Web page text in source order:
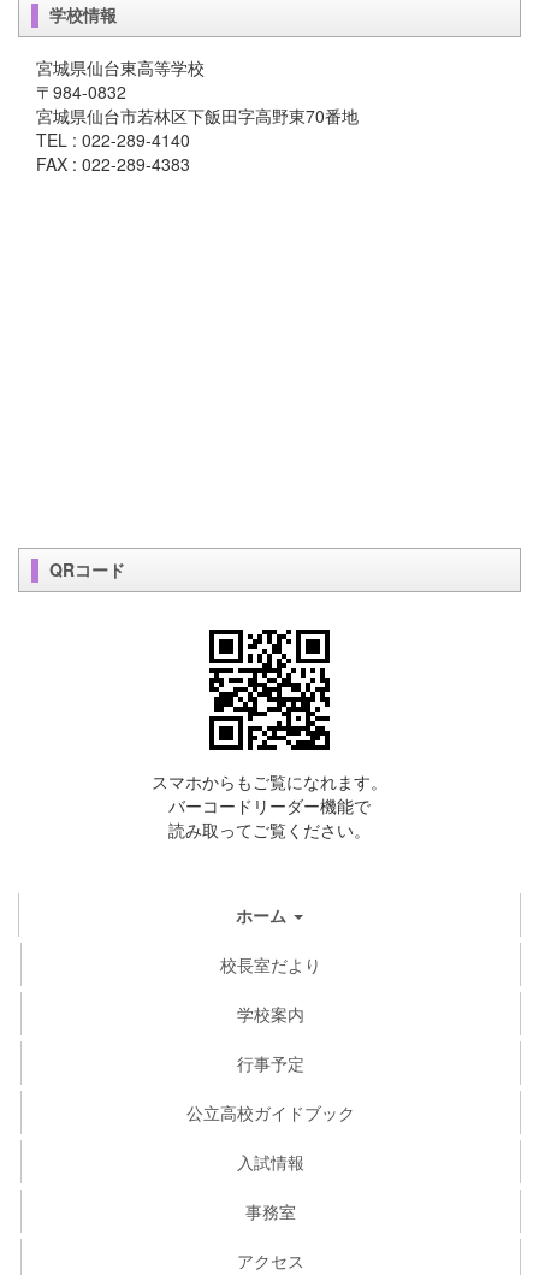
学校情報
宮城県仙台東高等学校
〒984-0832
宮城県仙台市若林区下飯田字高野東70番地
TEL : 022-289-4140
FAX : 022-289-4383
QRコード
スマホからもご覧になれます。
バーコードリーダー機能で
読み取ってご覧ください。
ホーム
校長室だより
学校案内
行事予定
公立高校ガイドブック
入試情報
事務室
アクセス